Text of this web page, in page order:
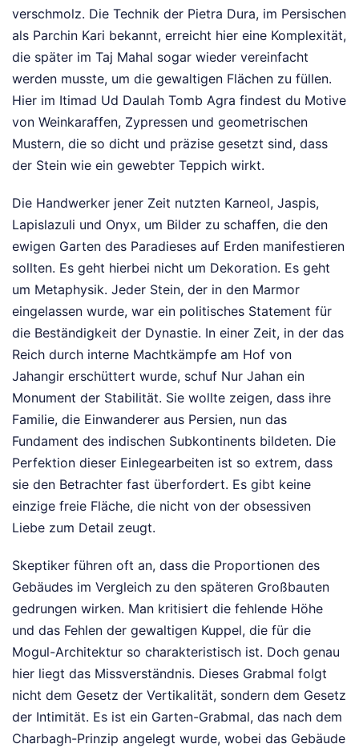
verschmolz. Die Technik der Pietra Dura, im Persischen
als Parchin Kari bekannt, erreicht hier eine Komplexität,
die später im Taj Mahal sogar wieder vereinfacht
werden musste, um die gewaltigen Flächen zu füllen.
Hier im Itimad Ud Daulah Tomb Agra findest du Motive
von Weinkaraffen, Zypressen und geometrischen
Mustern, die so dicht und präzise gesetzt sind, dass
der Stein wie ein gewebter Teppich wirkt.
Die Handwerker jener Zeit nutzten Karneol, Jaspis,
Lapislazuli und Onyx, um Bilder zu schaffen, die den
ewigen Garten des Paradieses auf Erden manifestieren
sollten. Es geht hierbei nicht um Dekoration. Es geht
um Metaphysik. Jeder Stein, der in den Marmor
eingelassen wurde, war ein politisches Statement für
die Beständigkeit der Dynastie. In einer Zeit, in der das
Reich durch interne Machtkämpfe am Hof von
Jahangir erschüttert wurde, schuf Nur Jahan ein
Monument der Stabilität. Sie wollte zeigen, dass ihre
Familie, die Einwanderer aus Persien, nun das
Fundament des indischen Subkontinents bildeten. Die
Perfektion dieser Einlegearbeiten ist so extrem, dass
sie den Betrachter fast überfordert. Es gibt keine
einzige freie Fläche, die nicht von der obsessiven
Liebe zum Detail zeugt.
Skeptiker führen oft an, dass die Proportionen des
Gebäudes im Vergleich zu den späteren Großbauten
gedrungen wirken. Man kritisiert die fehlende Höhe
und das Fehlen der gewaltigen Kuppel, die für die
Mogul-Architektur so charakteristisch ist. Doch genau
hier liegt das Missverständnis. Dieses Grabmal folgt
nicht dem Gesetz der Vertikalität, sondern dem Gesetz
der Intimität. Es ist ein Garten-Grabmal, das nach dem
Charbagh-Prinzip angelegt wurde, wobei das Gebäude